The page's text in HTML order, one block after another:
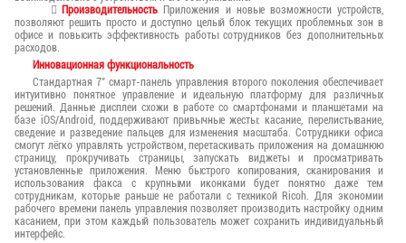
Производительность Приложения и новые возможности устройств,
позволяют решить просто и доступно целый блок текущих проблемных зон в
офисе и повысить эффективность работы сотрудников без дополнительных
расходов.
Инновационная функциональность
Стандартная 7" смарт-панель управления второго поколения обеспечивает
интуитивно понятное управление и идеальную платформу для различных
решений. Данные дисплеи схожи в работе со смартфонами и планшетами на
базе iOS/Android, поддерживают привычные жесты: касание, перелистывание,
сведение и разведение пальцев для изменения масштаба. Сотрудники офиса
смогут лёгко управлять устройством, перетаскивать приложения на домашнюю
страницу, прокручивать страницы, запускать виджеты и просматривать
установленные приложения. Меню быстрого копирования, сканирования и
использования факса с крупными иконками будет понятно даже тем
сотрудникам, которые раньше не работали с техникой Ricoh. Для экономии
рабочего времени панель управления позволяет производить настройку одним
касанием, при этом каждый пользователь может сохранить индивидуальный
интерфейс.